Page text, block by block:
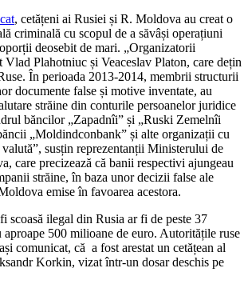
, cetățeni ai Rusiei și R. Moldova au creat o
criminală cu scopul de a săvâși operațiuni
deosebit de mari. „Organizatorii
Plahotniuc și Veaceslav Platon, care dețin
În perioada 2013-2014, membrii structurii
documente false și motive inventate, au
străine din conturile persoanelor juridice
băncilor „Zapadnîi” și „Ruski Zemelnîi
„Moldindconbank” și alte organizații cu
susțin reprezentanții Ministerului de
care precizează că banii respectivi ajungeau
străine, în baza unor decizii false ale
emise în favoarea acestora.
scoasă ilegal din Rusia ar fi de peste 37
aproape 500 milioane de euro. Autoritățile ruse
comunicat, că a fost arestat un cetățean al
Korkin, vizat într-un dosar deschis pe